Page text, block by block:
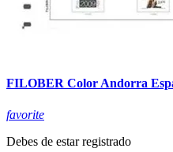
FILOBER Color Andorra
favorite
Debes de estar registrado